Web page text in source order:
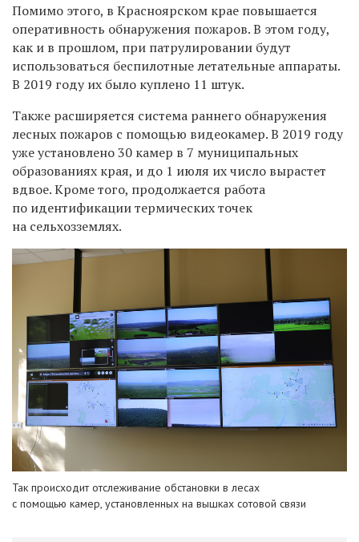
Помимо этого, в Красноярском крае повышается
оперативность обнаружения пожаров. В этом году,
как и в прошлом, при патрулировании будут
использоваться беспилотные летательные аппараты.
В 2019 году их было куплено 11 штук.
Также расширяется система раннего обнаружения
лесных пожаров с помощью видеокамер. В 2019 году
уже установлено 30 камер в 7 муниципальных
образованиях края, и до 1 июля их число вырастет
вдвое. Кроме того, продолжается работа
по идентификации термических точек
на сельхозземлях.
Так происходит отслеживание обстановки в лесах
с помощью камер, установленных на вышках сотовой связи